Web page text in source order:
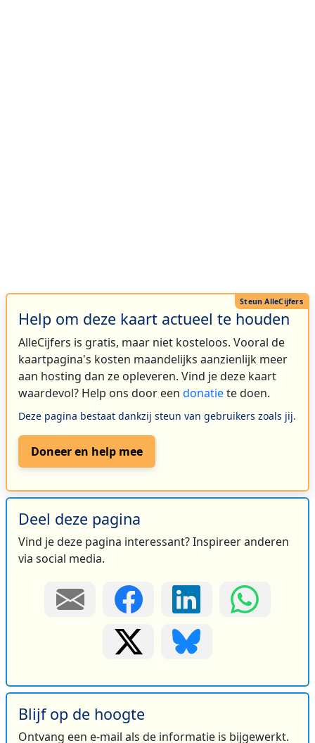
Help om deze kaart actueel te houden
AlleCijfers is gratis, maar niet kosteloos. Vooral de
kaartpagina's kosten maandelijks aanzienlijk meer
aan hosting dan ze opleveren. Vind je deze kaart
waardevol? Help ons door een donatiete doen.
Deze pagina bestaat dankzij steun van gebruikers zoals jij.
Doneer en help mee
Deel deze pagina
Vind je deze pagina interessant? Inspireer anderen
via social media.
Blijf op de hoogte
Ontvang een e-mail als de informatie is bijgewerkt.